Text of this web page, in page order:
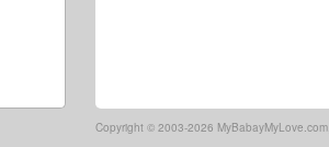
Copyright © 2003-2026